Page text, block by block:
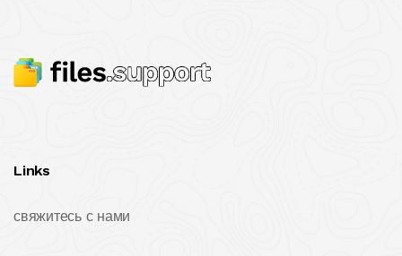
Links
свяжитесь с нами